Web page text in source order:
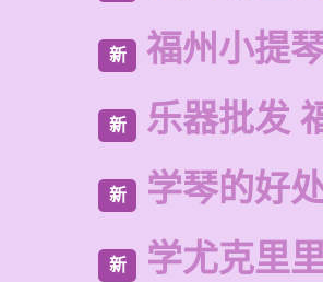
新 福州小提
新 乐器批发
新 学琴的好
新 学尤克里